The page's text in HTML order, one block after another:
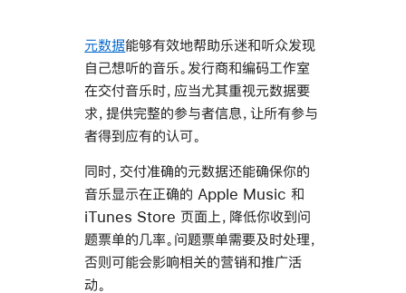
元数据能够有效地帮助乐迷和听众发现
自己想听的音乐。发行商和编码工作室
在交付音乐时，应当尤其重视元数据要
求，提供完整的参与者信息，让所有参与
者得到应有的认可。
同时，交付准确的元数据还能确保你的
音乐显示在正确的 Apple Music 和
iTunes Store 页面上，降低你收到问
题票单的几率。问题票单需要及时处理，
否则可能会影响相关的营销和推广活
动。